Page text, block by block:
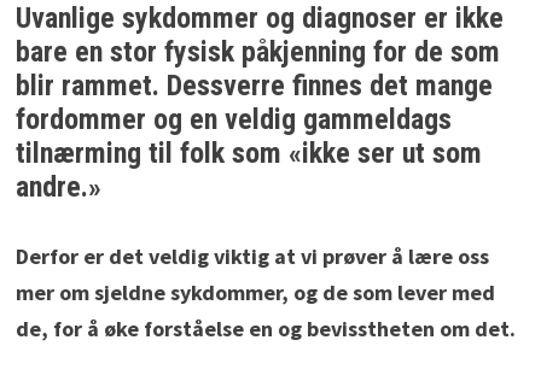
Uvanlige sykdommer og diagnoser er ikke
bare en stor fysisk påkjenning for de som
blir rammet. Dessverre finnes det mange
fordommer og en veldig gammeldags
tilnærming til folk som «ikke ser ut som
andre.»
Derfor er det veldig viktig at vi prøver å lære oss
mer om sjeldne sykdommer, og de som lever med
de, for å øke forståelse en og bevisstheten om det.